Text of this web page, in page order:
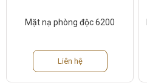
Mặt nạ phòng độc 6200
Liên hệ